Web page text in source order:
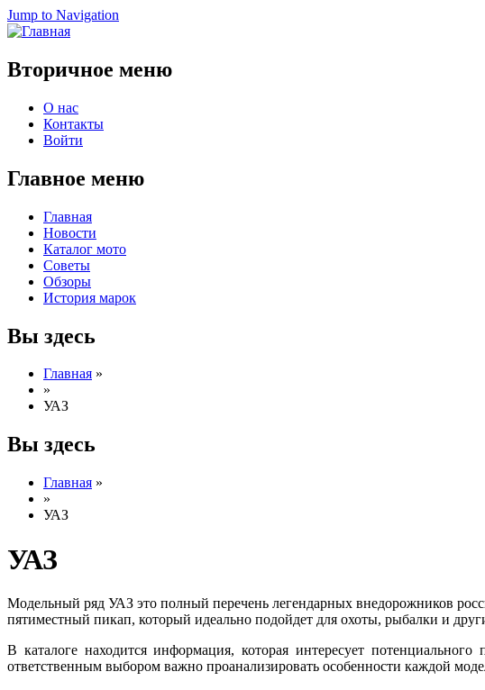
Jump to Navigation
Вторичное меню
О нас
Контакты
Войти
Главное меню
Главная
Новости
Каталог мото
Советы
Обзоры
История марок
Вы здесь
Главная »
»
УАЗ
Вы здесь
Главная »
»
УАЗ
УАЗ
Модельный ряд УАЗ это полный перечень легендарных внедорожников
пятиместный пикап, который идеально подойдет для охоты, рыбалки и
В каталоге находится информация, которая интересует
ответственным выбором важно проанализировать особенности каждой